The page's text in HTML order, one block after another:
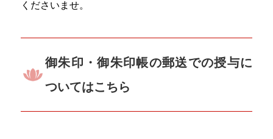
くださいませ。
御朱印・御朱印帳の郵送での授与に
ついてはこちらㅤㅤㅤㅤㅤㅤ